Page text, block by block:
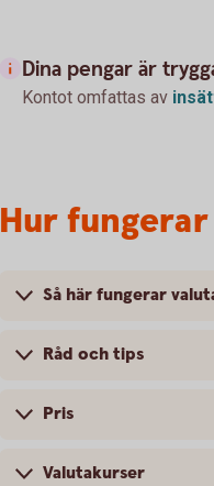
Dina pengar är
Kontot omfattas av
Hur
Så här fungerar
Råd och tips
Pris
Valutakurser